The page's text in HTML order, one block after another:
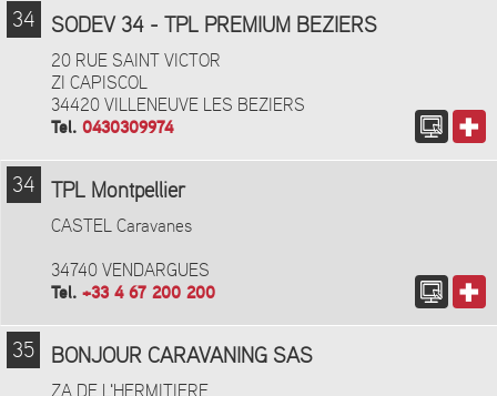
34 SODEV 34 - TPL PREMIUM BEZIERS
20 RUE SAINT VICTOR
ZI CAPISCOL
34420 VILLENEUVE LES BEZIERS
Tel. 0430309974
34 TPL Montpellier
CASTEL Caravanes
34740 VENDARGUES
Tel. +33 4 67 200 200
35 BONJOUR CARAVANING SAS
ZA DE L'HERMITIERE